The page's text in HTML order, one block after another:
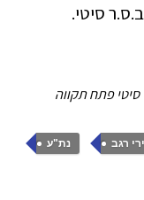
סיטי.
פתח תקווה
רגב , נת"ע